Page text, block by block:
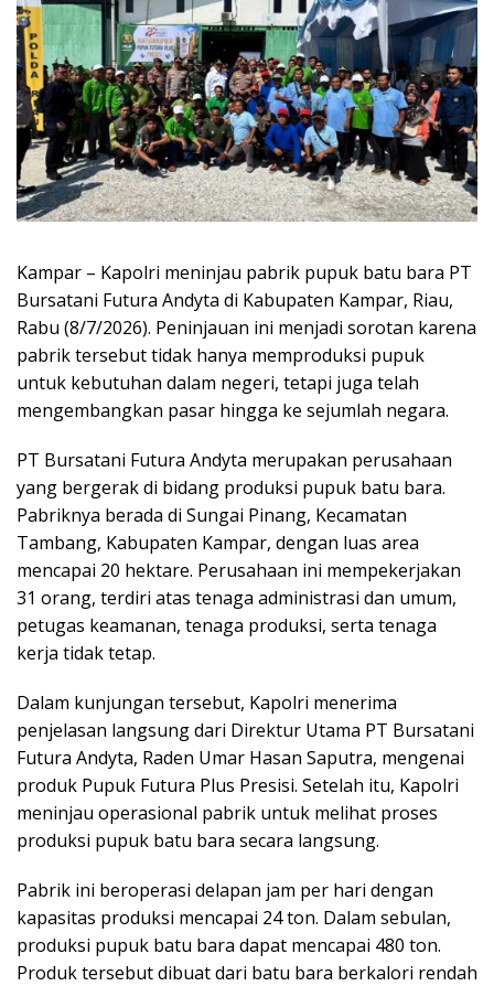
Kampar – Kapolri meninjau pabrik pupuk batu bara PT
Bursatani Futura Andyta di Kabupaten Kampar, Riau,
Rabu (8/7/2026). Peninjauan ini menjadi sorotan karena
pabrik tersebut tidak hanya memproduksi pupuk
untuk kebutuhan dalam negeri, tetapi juga telah
mengembangkan pasar hingga ke sejumlah negara.
PT Bursatani Futura Andyta merupakan perusahaan
yang bergerak di bidang produksi pupuk batu bara.
Pabriknya berada di Sungai Pinang, Kecamatan
Tambang, Kabupaten Kampar, dengan luas area
mencapai 20 hektare. Perusahaan ini mempekerjakan
31 orang, terdiri atas tenaga administrasi dan umum,
petugas keamanan, tenaga produksi, serta tenaga
kerja tidak tetap.
Dalam kunjungan tersebut, Kapolri menerima
penjelasan langsung dari Direktur Utama PT Bursatani
Futura Andyta, Raden Umar Hasan Saputra, mengenai
produk Pupuk Futura Plus Presisi. Setelah itu, Kapolri
meninjau operasional pabrik untuk melihat proses
produksi pupuk batu bara secara langsung.
Pabrik ini beroperasi delapan jam per hari dengan
kapasitas produksi mencapai 24 ton. Dalam sebulan,
produksi pupuk batu bara dapat mencapai 480 ton.
Produk tersebut dibuat dari batu bara berkalori rendah